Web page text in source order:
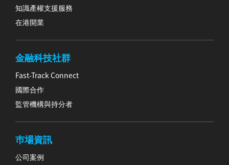
知識產權支援服務
在港開業
金融科技社群
Fast-Track Connect
國際合作
監管機構與持分者
巿場資訊
公司案例